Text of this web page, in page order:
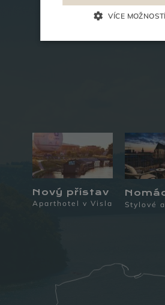
PODNIKÁNÍ
Nový přístav
Aparthotel v Visla Stylové
VÍCE MOŽNOSTÍ